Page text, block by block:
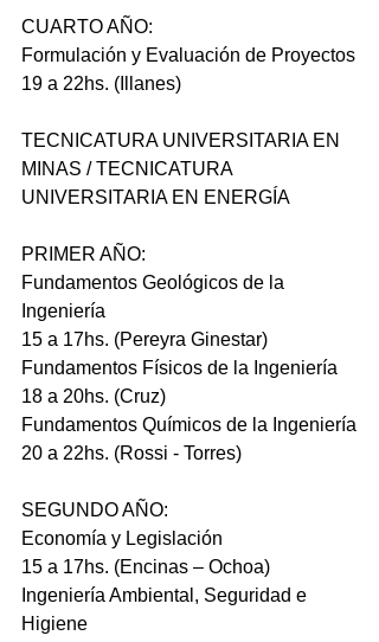
CUARTO AÑO:
Formulación y Evaluación de Proyectos
19 a 22hs. (Illanes)
TECNICATURA UNIVERSITARIA EN
MINAS / TECNICATURA
UNIVERSITARIA EN ENERGÍA
PRIMER AÑO:
Fundamentos Geológicos de la
Ingeniería
15 a 17hs. (Pereyra Ginestar)
Fundamentos Físicos de la Ingeniería
18 a 20hs. (Cruz)
Fundamentos Químicos de la Ingeniería
20 a 22hs. (Rossi - Torres)
SEGUNDO AÑO:
Economía y Legislación
15 a 17hs. (Encinas – Ochoa)
Ingeniería Ambiental, Seguridad e
Higiene